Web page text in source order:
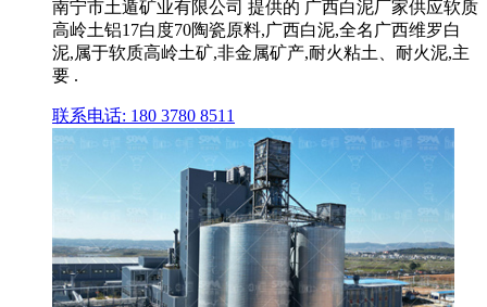
南宁市土遁矿业有限公司 提供的 广西白泥厂家供应软质
高岭土铝17白度70陶瓷原料,广西白泥,全名广西维罗白
泥,属于软质高岭土矿,非金属矿产,耐火粘土、耐火泥,主
要 .
联系电话: 180 3780 8511